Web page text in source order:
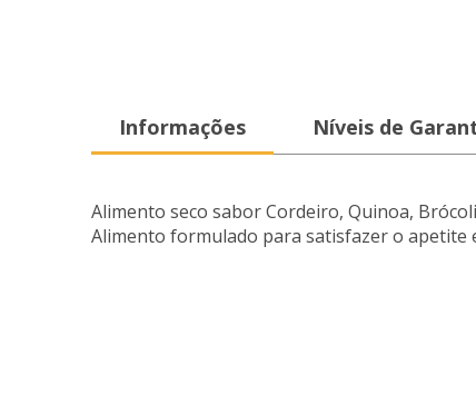
Informações Níveis de
Alimento seco sabor Cordeiro, Quinoa,
Alimento formulado para satisfazer o apetite